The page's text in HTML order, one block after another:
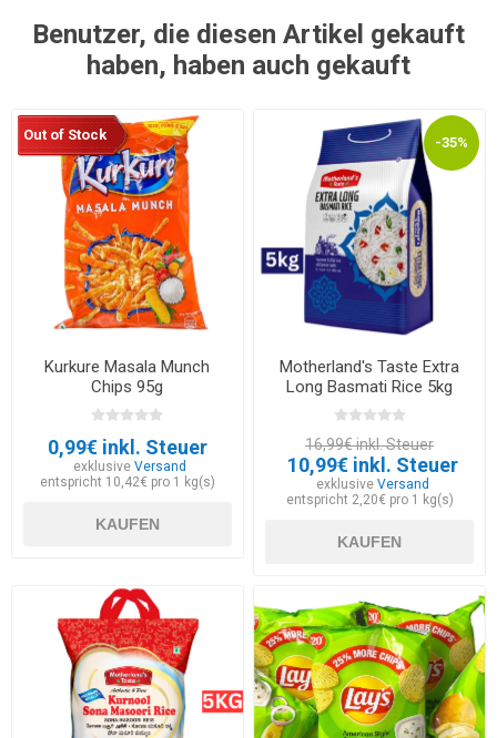
Benutzer, die diesen Artikel gekauft
haben, haben auch gekauft
Out of Stock
Kurkure Masala Munch
Chips 95g
0,99€ inkl. Steuer
exklusiveVersand
entspricht 10,42€ pro 1 kg(s)
KAUFEN
-35%
Motherland's Taste Extra
Long Basmati Rice 5kg
16,99€ inkl. Steuer
10,99€ inkl. Steuer
exklusive Versand
entspricht 2,20€ pro 1 kg(s)
KAUFEN